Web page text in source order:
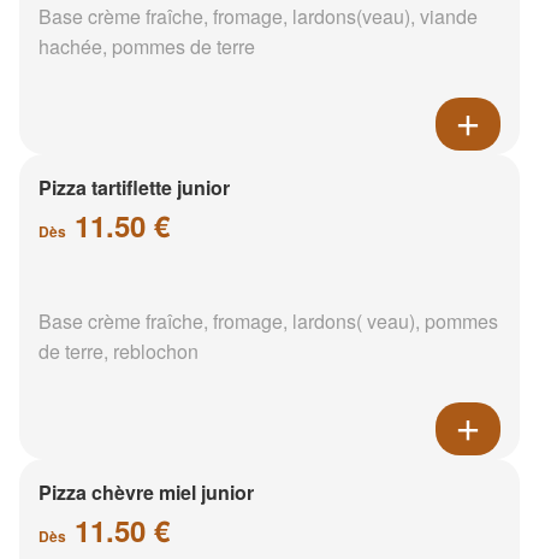
Base crème fraîche, fromage, lardons(veau), viande
hachée, pommes de terre
Pizza tartiflette junior
Dès 11.50 €
Base crème fraîche, fromage, lardons( veau), pommes
de terre, reblochon
Pizza chèvre miel junior
Dès 11.50 €